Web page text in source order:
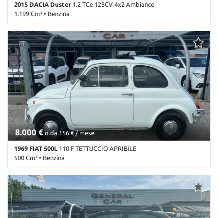
2015 DACIA Duster1.2 TCe 125CV 4x2 Ambiance
1.199 Cm³ • Benzina
85.000 Km • Cambio Manuale (6) • Bianco pastello • 5 Porte • ABS •
Airbag • Airbag Passeggero • Alzacristalli elettrici • Autoradio •
Bluetooth • Cerchioni in acciaio • Chiusura centralizzata
telecomandata • Climatizzatore • Controllo trazione • ESP •
Fendinebbia • Immobilizzatore elettronico • Isofix • Portapacchi •
Sedile posteriore sdoppiato • Servosterzo • Specchietti laterali
elettrici • Vivavoce
8.000 €o da 156 € / mese
1969 FIAT 500L 110 F TETTUCCIO APRIBILE
500 Cm³ • Benzina
16.800 Km • Cambio Manuale (4) • Bianco pastello • 2 Porte • Tetto
apribile